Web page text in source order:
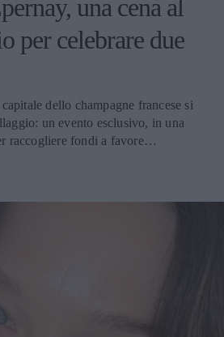
una cena al
per celebrare due
dello champagne francese si
un evento esclusivo, in una
raccogliere fondi a favore